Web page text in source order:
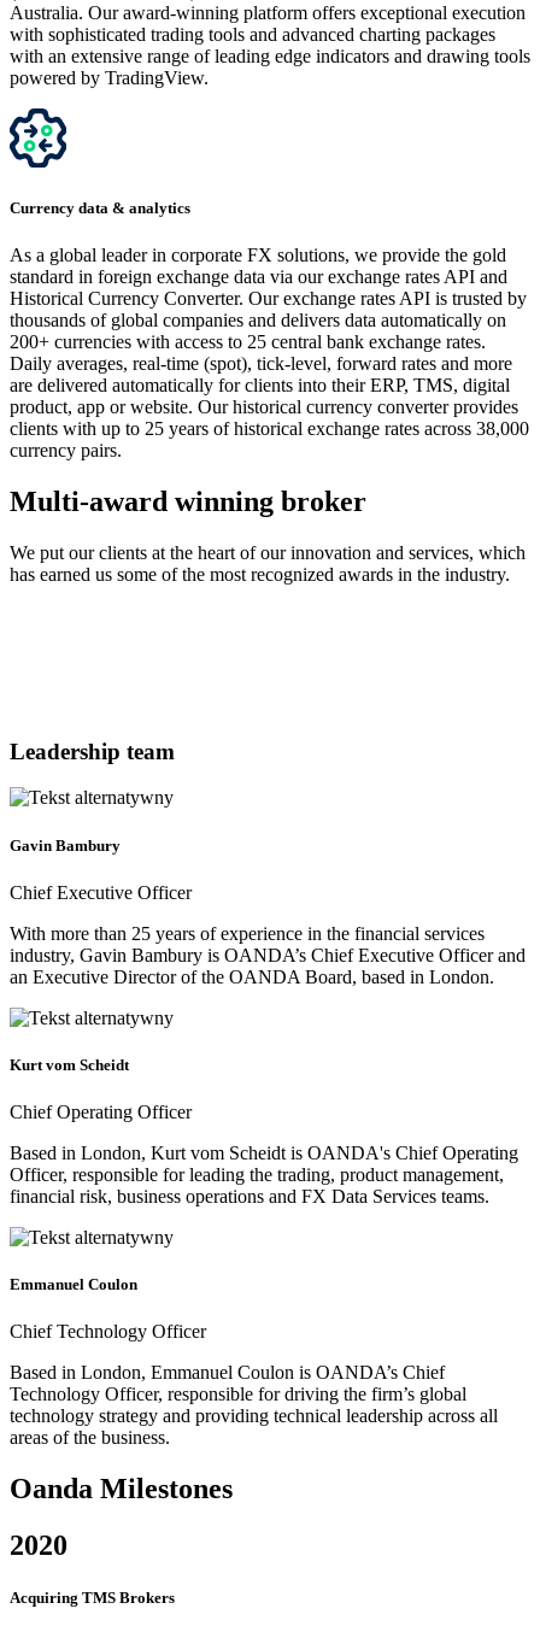
Australia. Our award-winning platform offers exceptional execution
with sophisticated trading tools and advanced charting packages
with an extensive range of leading edge indicators and drawing tools
powered by TradingView.
Currency data & analytics
As a global leader in corporate FX solutions, we provide the gold
standard in foreign exchange data via our exchange rates API and
Historical Currency Converter. Our exchange rates API is trusted by
thousands of global companies and delivers data automatically on
200+ currencies with access to 25 central bank exchange rates.
Daily averages, real-time (spot), tick-level, forward rates and more
are delivered automatically for clients into their ERP, TMS, digital
product, app or website. Our historical currency converter provides
clients with up to 25 years of historical exchange rates across 38,000
currency pairs.
Multi-award winning broker
We put our clients at the heart of our innovation and services, which
has earned us some of the most recognized awards in the industry.
Leadership team
Gavin Bambury
Chief Executive Officer
With more than 25 years of experience in the financial services
industry, Gavin Bambury is OANDA’s Chief Executive Officer and
an Executive Director of the OANDA Board, based in London.
Kurt vom Scheidt
Chief Operating Officer
Based in London, Kurt vom Scheidt is OANDA's Chief Operating
Officer, responsible for leading the trading, product management,
financial risk, business operations and FX Data Services teams.
Emmanuel Coulon
Chief Technology Officer
Based in London, Emmanuel Coulon is OANDA’s Chief
Technology Officer, responsible for driving the firm’s global
technology strategy and providing technical leadership across all
areas of the business.
Oanda Milestones
2020
Acquiring TMS Brokers